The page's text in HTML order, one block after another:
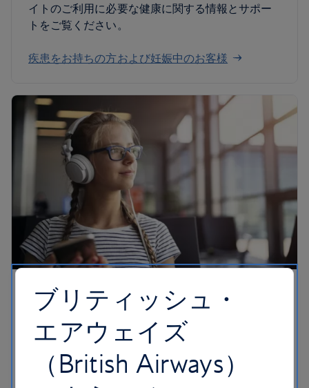
イトのご利用に必要な健康に関する情報とサポー
トをご覧ください。
疾患をお持ちの方および妊娠中のお客様
青少年のお客様
冒険心に満ちた若いお客様によるお1人でのご旅行
を支援すると共に、初めてフライトをご利用にな
るお子様もサポートいたします。どうぞ、安心し
てお子様をお見送りください。
ブリティッシュ・
エアウェイズ
（British Airways）